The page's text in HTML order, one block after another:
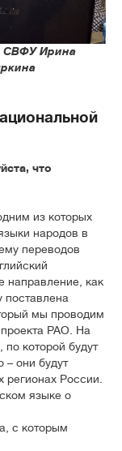
СВФУ Ирина
что
из которых
народов в
переводов
направление, как
поставлена
мы проводим
РАО. На
которой будут
– они будут
регионах России.
языке о
с которым